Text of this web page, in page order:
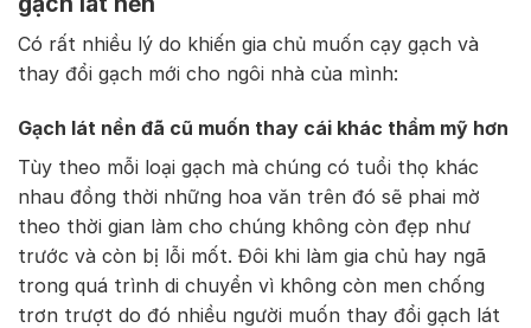
Có rất nhiều lý do khiến gia chủ muốn cạy gạch và
thay đổi gạch mới cho ngôi nhà của mình:
Gạch lát nền đã cũ muốn thay cái khác thẩm mỹ hơn
Tùy theo mỗi loại gạch mà chúng có tuổi thọ khác
nhau đồng thời những hoa văn trên đó sẽ phai mờ
theo thời gian làm cho chúng không còn đẹp như
trước và còn bị lỗi mốt. Đôi khi làm gia chủ hay ngã
trong quá trình di chuyển vì không còn men chống
trơn trượt do đó nhiều người muốn thay đổi gạch lát